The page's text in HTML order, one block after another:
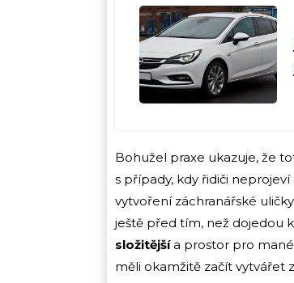
Bohužel praxe ukazuje, že
s případy, kdy řidiči
vytvoření záchranářské
ještě před tím, než dojedou
složitějšía prostor pro
měli okamžitě začít vytvářet